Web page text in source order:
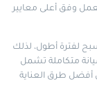
وفق أعلى معايير
لفترة أطول، لذلك
متكاملة تشمل
أفضل طرق العناية